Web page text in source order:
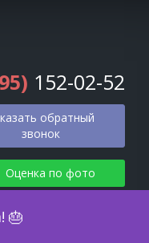
🎂
152-02-52
обратный
звонок
Оценка по фото